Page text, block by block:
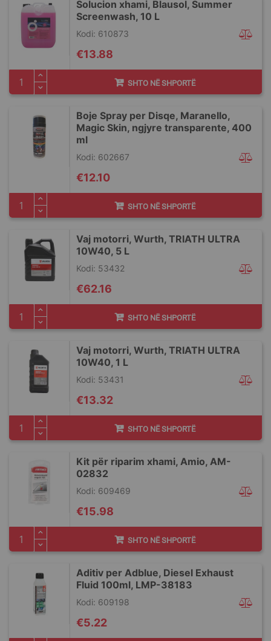
Solucion xhami, Blausol, Summer
Screenwash, 10 L
€13.88
Kodi: 610873
SHTO NË SHPORTË
Boje Spray per Disqe, Maranello,
Magic Skin, ngjyre transparente, 400
ml
€12.10
Kodi: 602667
SHTO NË SHPORTË
Vaj motorri, Wurth, TRIATH ULTRA
10W40, 5 L
€62.16
Kodi: 53432
SHTO NË SHPORTË
Vaj motorri, Wurth, TRIATH ULTRA
10W40, 1 L
€13.32
Kodi: 53431
SHTO NË SHPORTË
Kit për riparim xhami, Amio, AM-
02832
€15.98
Kodi: 609469
SHTO NË SHPORTË
Aditiv per Adblue, Diesel Exhaust
Fluid 100ml, LMP-38183
€5.22
Kodi: 609198